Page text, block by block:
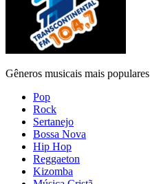
Gêneros musicais mais populares
Pop
Rock
Sertanejo
Bossa Nova
Hip Hop
Reggaeton
Kizomba